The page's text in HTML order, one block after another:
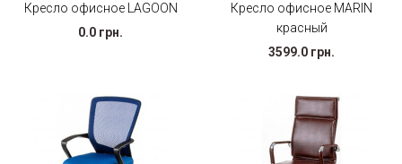
Кресло офисное LAGOON
0.0 грн.
Кресло офисное MARIN
красный
3599.0 грн.